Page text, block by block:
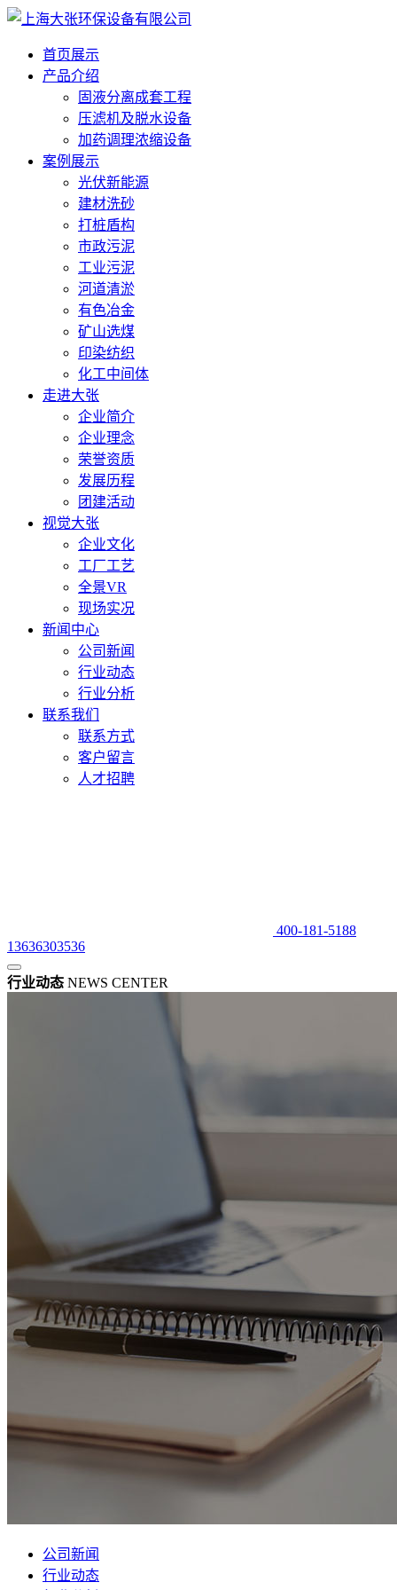
首页展示
产品介绍
固液分离成套工程
压滤机及脱水设备
加药调理浓缩设备
案例展示
光伏新能源
建材洗砂
打桩盾构
市政污泥
工业污泥
河道清淤
有色冶金
矿山选煤
印染纺织
化工中间体
走进大张
企业简介
企业理念
荣誉资质
发展历程
团建活动
视觉大张
企业文化
工厂工艺
全景VR
现场实况
新闻中心
公司新闻
行业动态
行业分析
联系我们
联系方式
客户留言
人才招聘
400-181-5188
13636303536
行业动态 NEWS CENTER
公司新闻
行业动态